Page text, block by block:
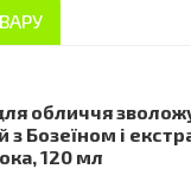
обличчя
Бозеїном і
120 мл